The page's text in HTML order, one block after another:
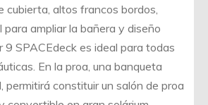
cubierta, altos francos bordos,
ampliar la bañera y diseño
9 SPACEdeck es ideal para todas
En la proa, una banqueta
permitirá constituir un salón de proa